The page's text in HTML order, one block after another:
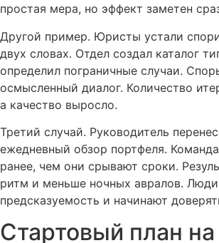
простая мера, но эффект заметен
Другой пример. Юристы устали
двух словах. Отдел создал каталог
определил пограничные случаи.
осмысленный диалог. Количество
а качество выросло.
Третий случай. Руководитель
ежедневный обзор портфеля.
ранее, чем они срывают сроки.
ритм и меньше ночных авралов. Люди
предсказуемость и начинают
Стартовый план